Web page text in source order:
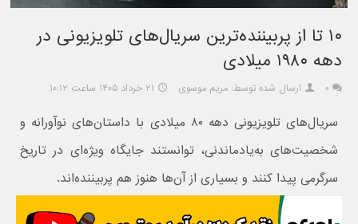
۱۰ تا از پربیننده‌ترین سریال‌های تلویزیونی در
دهه ۱۹۸۰ میلادی
۰ ارسال شده توسط: مریم موسوی ۲۱ خرداد ۱۴۰۵ ساعت ۱۰:۱۲
سریال‌های تلویزیونی دهه ۸۰ میلادی با داستان‌های نوآورانه و
شخصیت‌های به‌یادماندنی، توانستند جایگاه ویژه‌ای در تاریخ
سرگرمی پیدا کنند و بسیاری از آن‌ها هنوز هم پربیننده‌اند.